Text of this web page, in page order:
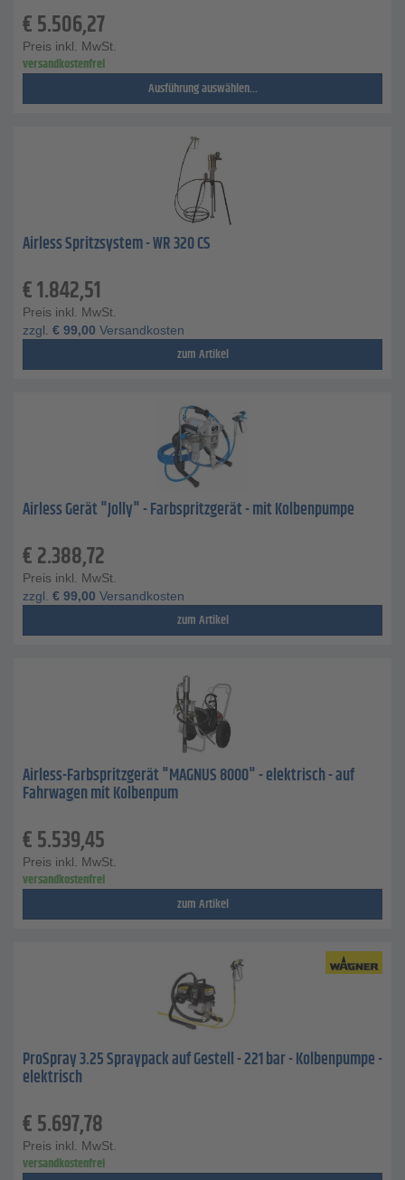
€5.506,27
Preis inkl. MwSt.
versandkostenfrei
Ausführung auswählen...
Airless Spritzsystem - WR 320 CS
€1.842,51
Preis inkl. MwSt.
zzgl. € 99,00 Versandkosten
zum Artikel
Airless Gerät "Jolly" - Farbspritzgerät - mit Kolbenpumpe
€2.388,72
Preis inkl. MwSt.
zzgl. € 99,00 Versandkosten
zum Artikel
Airless-Farbspritzgerät "MAGNUS 8000" - elektrisch - auf
Fahrwagen mit Kolbenpum
€5.539,45
Preis inkl. MwSt.
versandkostenfrei
zum Artikel
ProSpray 3.25 Spraypack auf Gestell - 221 bar - Kolbenpumpe -
elektrisch
€5.697,78
Preis inkl. MwSt.
versandkostenfrei